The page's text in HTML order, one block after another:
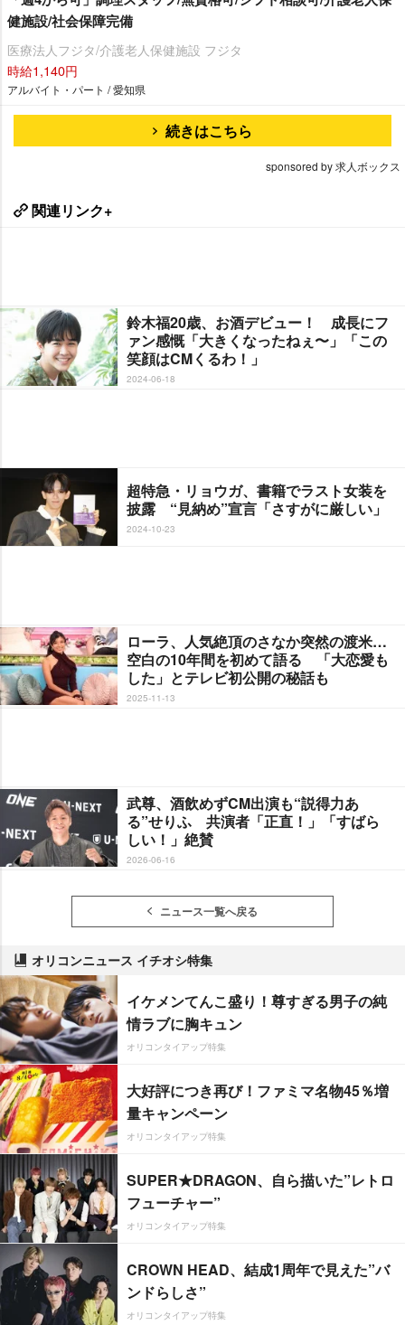
健施設/社会保障完備
医療法人フジタ/介護老人保健施設 フジタ
時給1,140円
アルバイト・パート / 愛知県
続きはこちら
sponsored by 求人ボックス
関連リンク+
鈴木福20歳、お酒デビュー！ 成長にフ
ァン感慨「大きくなったねぇ〜」「この
笑顔はCMくるわ！」
2024-06-18
超特急・リョウガ、書籍でラスト女装を
披露 “見納め”宣言「さすがに厳しい」
2024-10-23
ローラ、人気絶頂のさなか突然の渡米…
空白の10年間を初めて語る 「大恋愛も
した」とテレビ初公開の秘話も
2025-11-13
武尊、酒飲めずCM出演も“説得力あ
る”せりふ 共演者「正直！」「すばら
しい！」絶賛
2026-06-16
ニュース一覧へ戻る
オリコンニュース イチオシ特集
イケメンてんこ盛り！尊すぎる男子の純
情ラブに胸キュン
オリコンタイアップ特集
大好評につき再び！ファミマ名物45％増
量キャンペーン
オリコンタイアップ特集
SUPER★DRAGON、自ら描いた”レトロ
フューチャー”
オリコンタイアップ特集
CROWN HEAD、結成1周年で見えた”バ
ンドらしさ”
オリコンタイアップ特集